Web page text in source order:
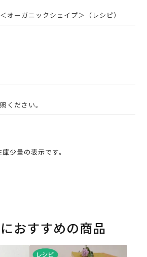
オーガニックシェイプ＞（レシピ）
ください。
少量の表示です。
おすすめの商品